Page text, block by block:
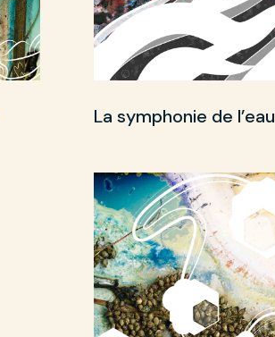
La symphonie de l’eau